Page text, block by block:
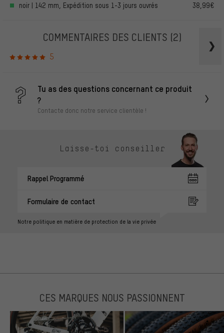
noir | 142 mm, Expédition sous 1-3 jours ouvrés 38,99€
COMMENTAIRES DES CLIENTS (2)
5
Tu as des questions concernant ce produit
?
Contacte donc notre service clientèle !
Laisse-toi conseiller
Rappel Programmé
Formulaire de contact
Notre politique en matière de protection de la vie privée
CES MARQUES NOUS PASSIONNENT